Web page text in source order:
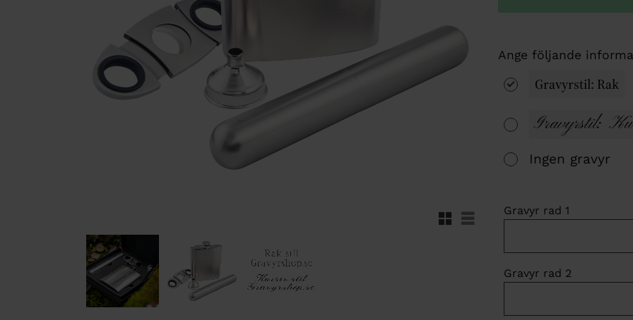
Rutnätsvy
Listvy Gravyr rad 1
Gravyr rad 2
Gravyrstil: Rak
Gravyrstil:
Ingen gravyr